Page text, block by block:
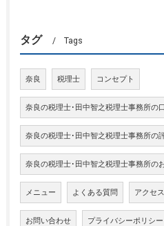
タグ Tags
奈良 税理士 コンセプト
奈良の税理士･田中智之税理士事務所の
奈良の税理士･田中智之税理士事務所の
奈良の税理士･田中智之税理士事務所の
メニュー よくある質問 アクセス
お問い合わせ プライバシーポリシー